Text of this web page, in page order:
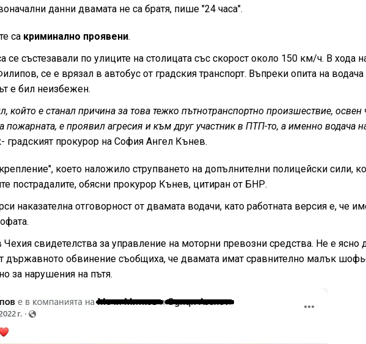
данни двамата не са братя, пише "24 часа".
са криминално проявени.
се състезавали по улиците на столицата със скорост около 150 км/ч. В хода
се е врязал в автобус от градския транспорт. Въпреки опита на водача
е бил неизбежен.
който е станал причина за това тежко пътнотранспортно произшествие, освен
пожарната, е проявил агресия и към друг участник в ПТП-то, а именно водача
градският прокурор на София Ангел Кънев.
което наложило струпването на допълнителни полицейски сили,
пострадалите, обясни прокурор Кънев, цитиран от БНР.
наказателна отговорност от двамата водачи, като работната версия е, че
свидетелства за управление на моторни превозни средства. Не е ясно
държавното обвинение съобщиха, че двамата имат сравнително малък
за нарушения на пътя.